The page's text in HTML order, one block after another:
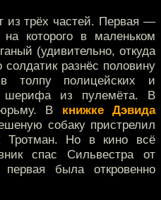
из трёх частей. Первая —
на которого в маленьком
(удивительно, откуда
разнёс половину
толпу полицейских и
шерифа из пулемёта. В
В книжке Дэвида
собаку пристрелил
Тротман. Но в кино всё
спас Сильвестра от
была откровенно